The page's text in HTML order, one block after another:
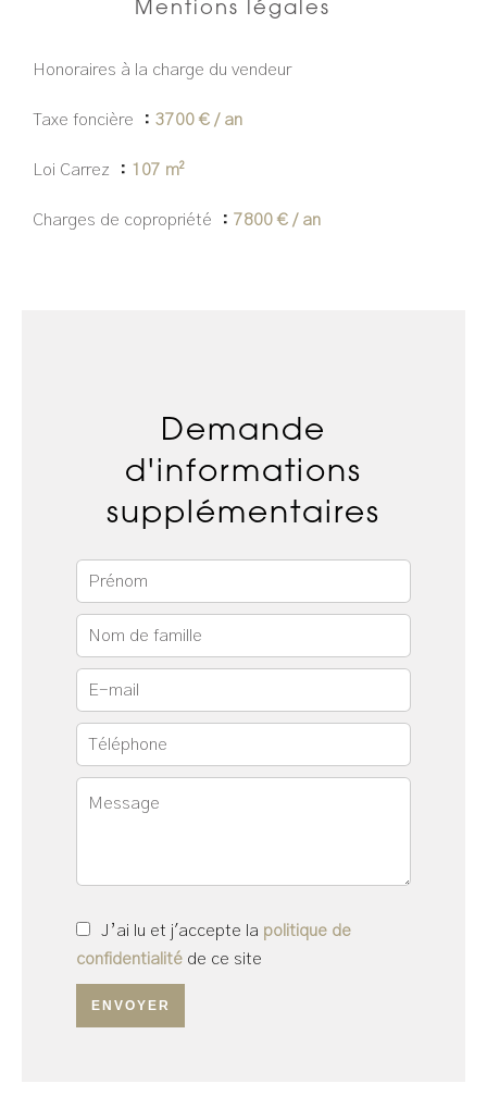
Mentions légales
Honoraires à la charge du vendeur
Taxe foncière 3700 € / an
Loi Carrez 107 m²
Charges de copropriété 7800 € / an
Demande
d'informations
supplémentaires
J’ai lu et j'accepte la politique de
confidentialité de ce site
ENVOYER